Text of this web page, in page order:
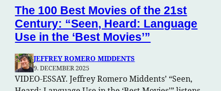
The 100 Best Movies of the 21st
Century: “Seen, Heard: Language
Use in the ‘Best Movies’”
JEFFREY ROMERO MIDDENTS
9. DECEMBER 2025
VIDEO-ESSAY. Jeffrey Romero Middents’ “Seen,